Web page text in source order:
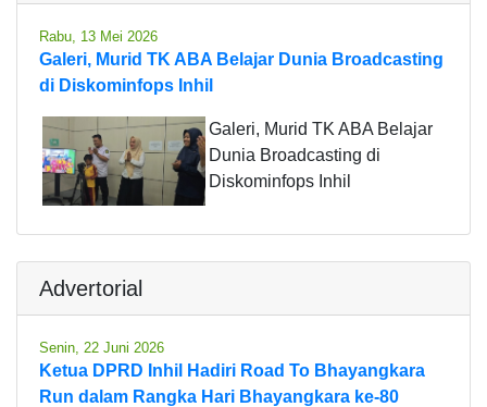
Rabu, 13 Mei 2026
Galeri, Murid TK ABA Belajar Dunia Broadcasting
di Diskominfops Inhil
Galeri, Murid TK ABA Belajar
Dunia Broadcasting di
Diskominfops Inhil
Advertorial
Senin, 22 Juni 2026
Ketua DPRD Inhil Hadiri Road To Bhayangkara
Run dalam Rangka Hari Bhayangkara ke-80